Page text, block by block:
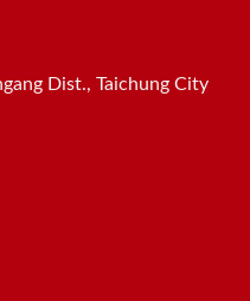
Dist., Taichung City